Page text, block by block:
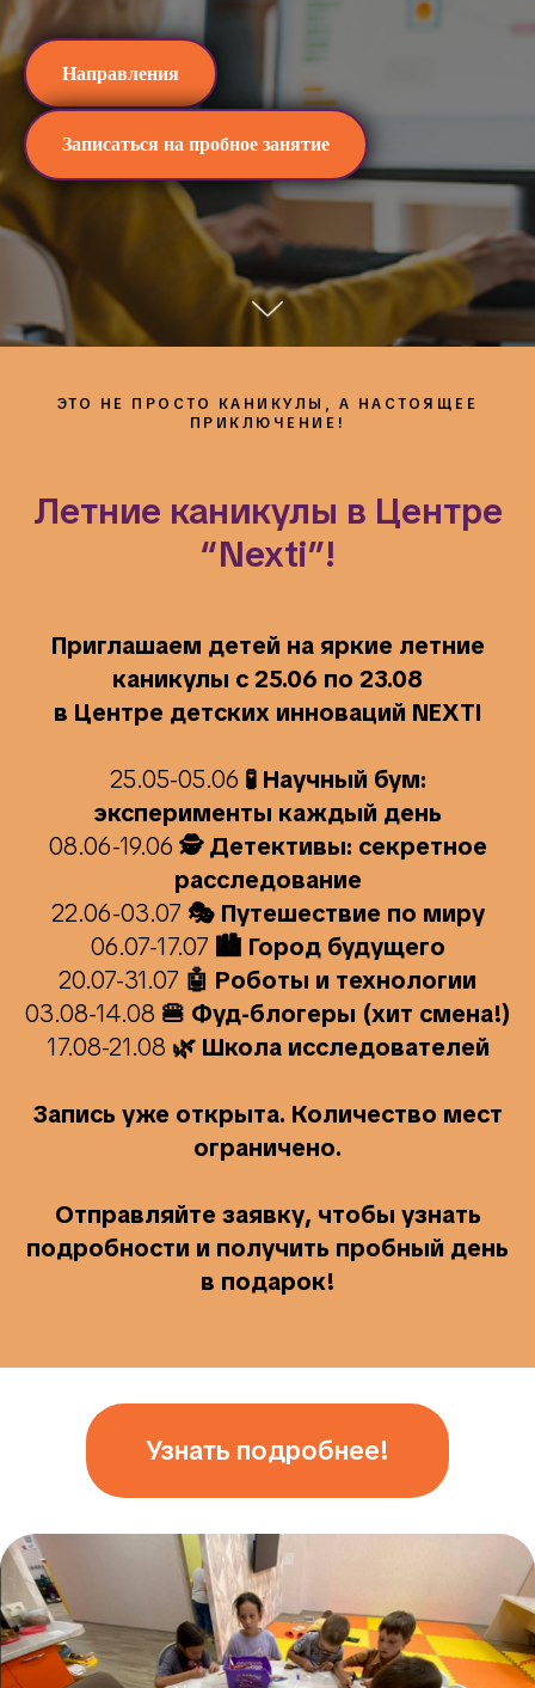
Направления
Записаться на пробное занятие
ЭТО НЕ ПРОСТО КАНИКУЛЫ, А НАСТОЯЩЕЕ
ПРИКЛЮЧЕНИЕ!
Летние каникулы в Центре
“Nexti”!
Приглашаем детей на яркие летние
каникулы с 25.06 по 23.08
в Центре детских инноваций NEXTI
25.05-05.06 🧪 Научный бум:
эксперименты каждый день
08.06-19.06 🕵️ Детективы: секретное
расследование
22.06-03.07 🎭 Путешествие по миру
06.07-17.07 🏙 Город будущего
20.07-31.07 🤖 Роботы и технологии
03.08-14.08 🍔 Фуд-блогеры (хит смена!)
17.08-21.08 🌿 Школа исследователей
Запись уже открыта. Количество мест
ограничено.
Отправляйте заявку, чтобы узнать
подробности и получить пробный день
в подарок!
Узнать подробнее!